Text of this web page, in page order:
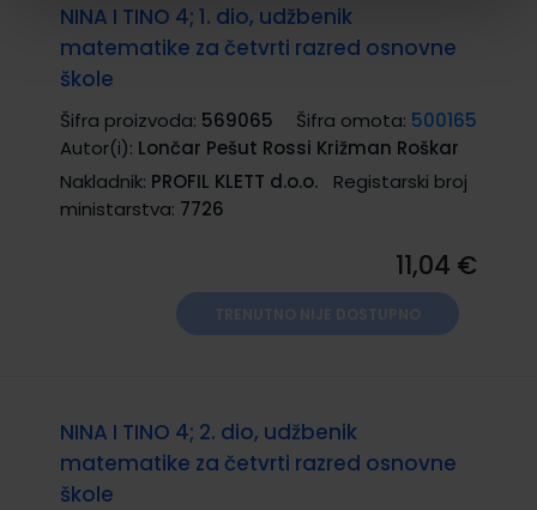
NINA I TINO 4; 1. dio, udžbenik
matematike za četvrti razred osnovne
škole
Šifra proizvoda: 569065 Šifra omota: 500165
Autor(i): Lončar Pešut Rossi Križman Roškar
Nakladnik: PROFIL KLETT d.o.o.
Registarski broj
ministarstva: 7726
11,04 €
NINA I TINO 4; 2. dio, udžbenik
matematike za četvrti razred osnovne
škole